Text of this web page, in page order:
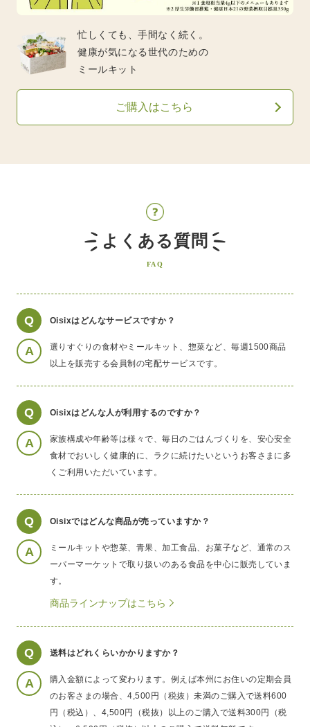
忙しくても、手間なく続く。
健康が気になる世代のための
ミールキット
ご購入はこちら
よくある質問
FAQ
Q Oisixはどんなサービスですか？
A
選りすぐりの食材やミールキット、惣菜など、毎週1500商品
以上を販売する会員制の宅配サービスです。
Q Oisixはどんな人が利用するのですか？
A
家族構成や年齢等は様々で、毎日のごはんづくりを、安心安全
食材でおいしく健康的に、ラクに続けたいというお客さまに多
くご利用いただいています。
Q Oisixではどんな商品が売っていますか？
A
ミールキットや惣菜、青果、加工食品、お菓子など、通常のス
ーパーマーケットで取り扱いのある食品を中心に販売していま
す。
商品ラインナップはこちら
Q 送料はどれくらいかかりますか？
A
購入金額によって変わります。例えば本州にお住いの定期会員
のお客さまの場合、4,500円（税抜）未満のご購入で送料600
円（税込）、4,500円（税抜）以上のご購入で送料300円（税